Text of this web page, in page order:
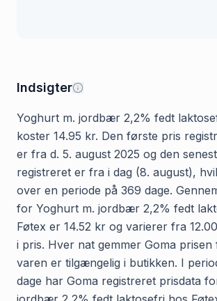
Indsigter
Yoghurt m. jordbær 2,2% fedt
koster 14.95 kr. Den første pris
er fra d. 5. august 2025 og den
registreret er fra i dag (8. august),
over en periode på 369 dage.
for Yoghurt m. jordbær 2,2% fedt
Føtex er 14.52 kr og varierer fra
i pris. Hver nat gemmer Goma
varen er tilgængelig i butikken. I
dage har Goma registreret prisdata